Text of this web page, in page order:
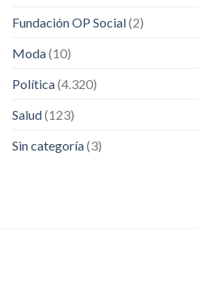
Fundación OP Social(2)
Moda(10)
Política(4.320)
Salud(123)
Sin categoría(3)